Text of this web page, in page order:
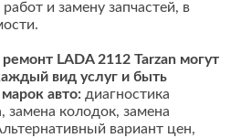
и замену запчастей, в
LADA 2112 Tarzan могут
вид услуг и быть
авто: диагностика
замена колодок, замена
вариант цен,